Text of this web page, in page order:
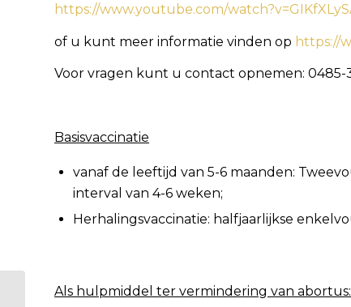
https://www.youtube.com/
of u kunt meer informatie vinden op https://
Voor vragen kunt u contact opnemen: 0485-
Basisvaccinatie
vanaf de leeftijd van 5-6 maanden:
interval van 4-6 weken;
Herhalingsvaccinatie: halfjaarlijkse
Als hulpmiddel ter vermindering van abortus:
Nieuw dekseizoen,